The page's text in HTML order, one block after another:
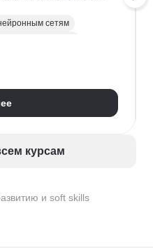
и soft skills
сетям
курсам